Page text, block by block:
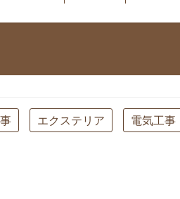
エクステリア 電気工事